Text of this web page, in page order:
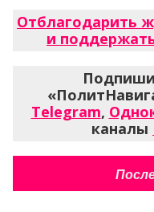
Отблагодарить
и
Telegram,
каналы